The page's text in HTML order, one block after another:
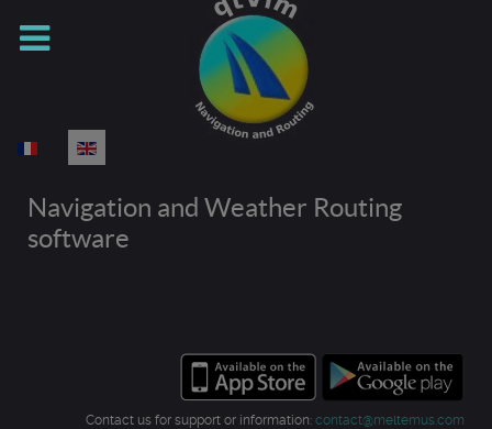
Select your language
Navigation and Weather Routing
software
Contact us for support or information: contact@meltemus.com